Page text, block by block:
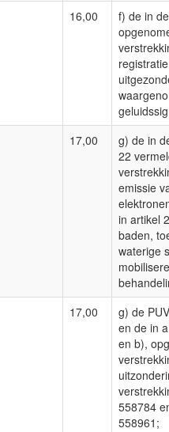
16,00
f) de in
17,00
g) de in
22
emissie
in artikel
baden,
waterige
17,00
g) de
en de in
en b),
558784
558961;